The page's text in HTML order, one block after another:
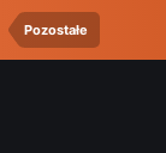
Pozostałe